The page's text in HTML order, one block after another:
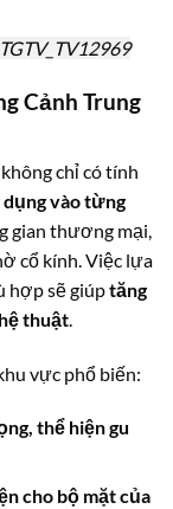
Cảnh Trung
chỉ có tính
vào từng
gian thương mại,
cổ kính. Việc lựa
hợp sẽ giúptăng
thuật.
vực phổ biến:
thể hiện gu
cho bộ mặt của